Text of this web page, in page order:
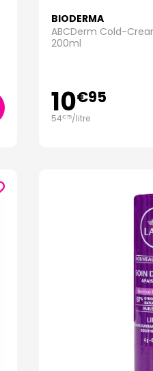
BIODERMA
ABCDerm Cold-
200ml
10€95
54€75/litre